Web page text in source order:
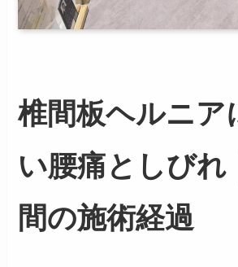
椎間板ヘルニア
い腰痛としびれ
間の施術経過